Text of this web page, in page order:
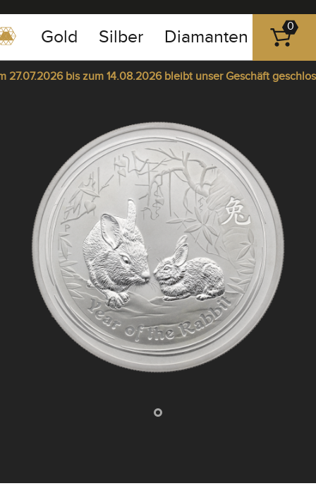
0351
-
43
Gold Silber Diamanten
0
bis zum 14.08.2026 bleibt unser Geschäft